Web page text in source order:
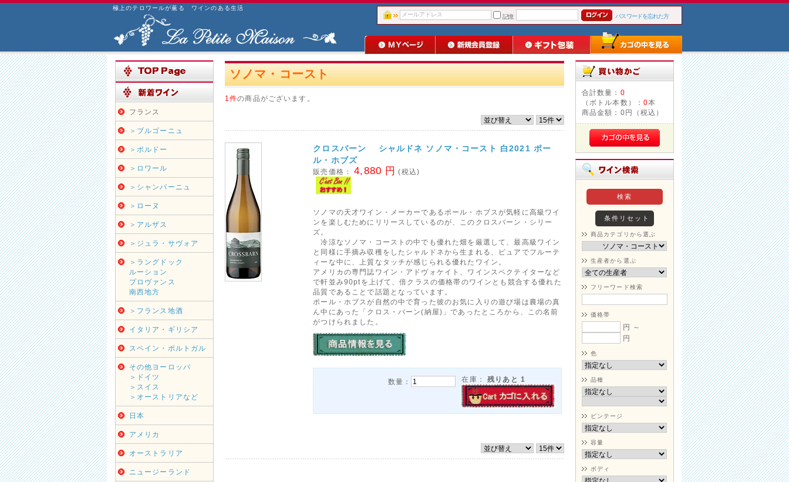
極上のテロワールが薫る ワインのある生活
記憶
パスワードを忘れた方
フランス
＞ブルゴーニュ
＞ボルドー
＞ロワール
＞シャンパーニュ
＞ローヌ
＞アルザス
＞ジュラ・サヴォア
＞ラングドック
ルーション
プロヴァンス
南西地方
＞フランス地酒
イタリア・ギリシア
スペイン・ポルトガル
その他ヨーロッパ
＞ドイツ
＞スイス
＞オーストリアなど
日本
アメリカ
オーストラリア
ニュージーランド
ソノマ・コースト
1件の商品がございます。
クロスバーン シャルドネ ソノマ・コースト 白2021 ポー
ル・ホブズ
販売価格：4,880 円 (税込)
ソノマの天才ワイン・メーカーであるポール・ホブスが気軽に高級ワイ
ンを楽しむためにリリースしているのが、このクロスバーン・シリー
ズ。
冷涼なソノマ・コーストの中でも優れた畑を厳選して、最高級ワイン
と同様に手摘み収穫をしたシャルドネから生まれる、ピュアでフルーテ
ィーな中に、上質なタッチが感じられる優れたワイン。
アメリカの専門誌ワイン・アドヴォケイト、ワインスペクテイターなど
で軒並み90ptを上げて、倍クラスの価格帯のワインとも競合する優れた
品質であることで話題となっています。
ポール・ホブスが自然の中で育った彼のお気に入りの遊び場は農場の真
ん中にあった「クロス・バーン(納屋)」であったところから、この名前
がつけられました。
数量： 在庫：残りあと 1
合計数量： 0
（ボトル本数）： 0本
商品金額： 0円（税込）
商品カテゴリから選ぶ
生産者から選ぶ
フリーワード検索
価格帯
円 ～
円
色
品種
ビンテージ
容量
ボディ